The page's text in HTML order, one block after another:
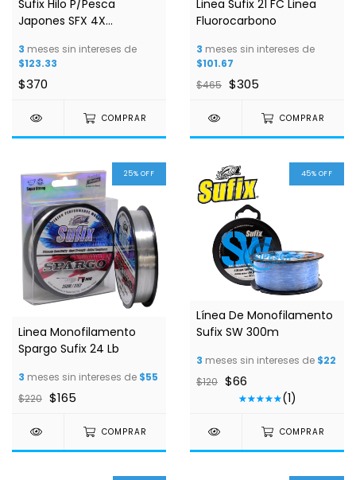
Sufix Hilo P/Pesca
Japones SFX 4X
3 meses sin intereses de
$123.33
$370
COMPRAR
Linea Sufix 21 FC Linea
Fluorocarbono
3 meses sin intereses de
$101.67
$465 $305
COMPRAR
25% OFF
Linea Monofilamento
Spargo Sufix 24 Lb
3 meses sin intereses de $55
$220 $165
COMPRAR
45% OFF
Línea De Monofilamento
Sufix SW 300m
3 meses sin intereses de $22
$120 $66
(1)
COMPRAR